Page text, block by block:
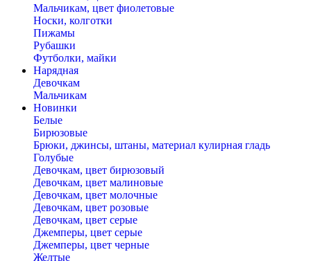
Мальчикам, цвет фиолетовые
Носки, колготки
Пижамы
Рубашки
Футболки, майки
Нарядная
Девочкам
Мальчикам
Новинки
Белые
Бирюзовые
Брюки, джинсы, штаны, материал кулирная гладь
Голубые
Девочкам, цвет бирюзовый
Девочкам, цвет малиновые
Девочкам, цвет молочные
Девочкам, цвет розовые
Девочкам, цвет серые
Джемперы, цвет серые
Джемперы, цвет черные
Желтые